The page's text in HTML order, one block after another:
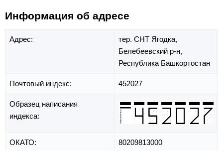
Информация об адресе
Адрес:
тер. СНТ Ягодка,
Белебеевский р-н,
Республика Башкортостан
Почтовый индекс: 452027
Образец написания
индекса:
ОКАТО: 80209813000